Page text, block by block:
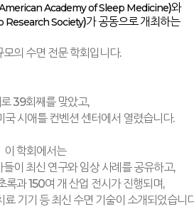
Academy of Sleep Medicine)와
Research Society)가 공동으로 개최하는
모의 수면 전문 학회입니다.
39회째를 맞았고,
국 시애틀 컨벤션 센터에서 열렸습니다.
이 학회에서는
이 최신 연구와 임상 사례를 공유하고,
록과150여 개 산업 전시가 진행되며,
료 기기 등 최신 수면 기술이 소개되었습니